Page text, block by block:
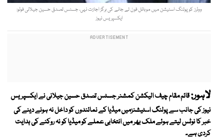
ووٹرز کو پولنگ اسٹیشن میں موبائل فون لے جانے کی ہرگز اجازت نہی، جسٹس تصدق حسین جیلانی فوٹو:
ایکسپریس نیوز
لاہور:قائم مقام چیف الیکشن کمشنر جسٹس تصدق حسین جیلانی نے ایکسپریس
نیوز کی جانب سے پولنگ اسٹیشنزمیں میڈیا کے نمائندوں کو داخل نہ ہونے دینے کی
خبر کا نوٹس لیتے ہوئے ملک بھر میں انتخابی عملے کو میڈیا کو نہ روکنے کی ہدایت
کردی ہے۔